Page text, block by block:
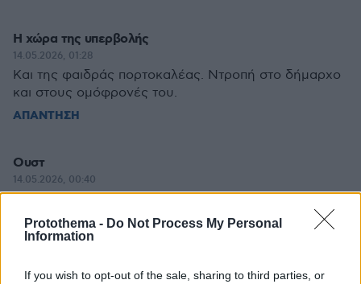
Protothema - Do Not Process My Personal
Information
If you wish to opt-out of the sale, sharing to third parties, or
Η χώρα της υπερβολής
14.05.2026, 01:28
Και της φαιδράς πορτοκαλέας. Ντροπή στο δήμαρχο
και στους ομόφρονές του.
ΑΠΑΝΤΗΣΗ
Ουστ
14.05.2026, 00:40
Να ήξερες και το σου γίνετσι δήμαρχε... ??? !!!
ΑΠΑΝΤΗΣΗ